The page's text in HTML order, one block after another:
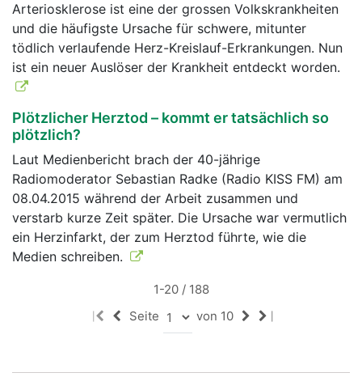
Arteriosklerose ist eine der grossen Volkskrankheiten
und die häufigste Ursache für schwere, mitunter
tödlich verlaufende Herz-Kreislauf-Erkrankungen. Nun
ist ein neuer Auslöser der Krankheit entdeckt worden.
Plötzlicher Herztod – kommt er tatsächlich so
plötzlich?
Laut Medienbericht brach der 40-jährige
Radiomoderator Sebastian Radke (Radio KISS FM) am
08.04.2015 während der Arbeit zusammen und
verstarb kurze Zeit später. Die Ursache war vermutlich
ein Herzinfarkt, der zum Herztod führte, wie die
Medien schreiben.
1-20 / 188
Seite von 10